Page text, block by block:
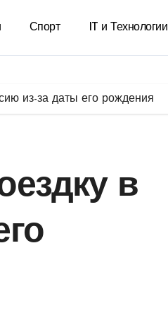
Спорт IT и Технологии
из-за даты его рождения
в